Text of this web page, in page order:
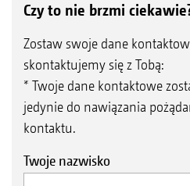
Czy to nie brzmi
Zostaw swoje dane
skontaktujemy się z Tobą:
* Twoje dane kontaktowe
jedynie do nawiązania
kontaktu.
Twoje nazwisko